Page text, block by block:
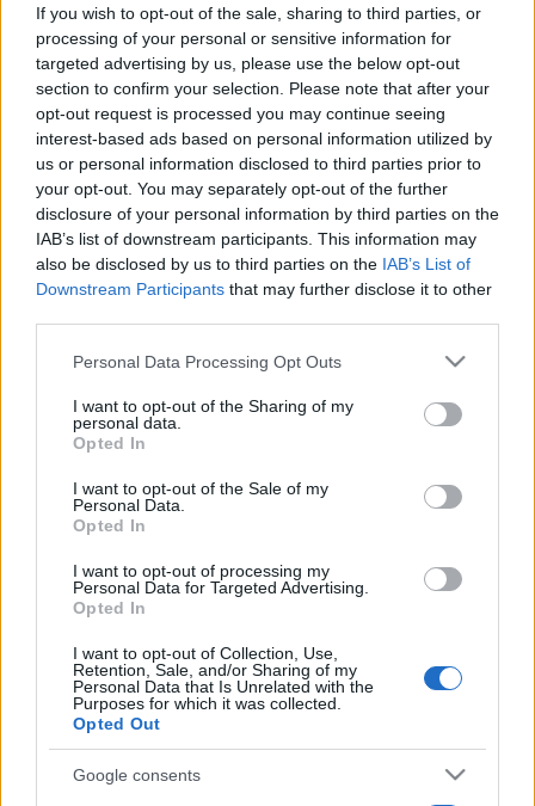
If you wish to opt-out of the sale, sharing to third parties, or
processing of your personal or sensitive information for
targeted advertising by us, please use the below opt-out
section to confirm your selection. Please note that after your
opt-out request is processed you may continue seeing
interest-based ads based on personal information utilized by
us or personal information disclosed to third parties prior to
your opt-out. You may separately opt-out of the further
disclosure of your personal information by third parties on the
IAB’s list of downstream participants. This information may
also be disclosed by us to third parties on the IAB’s List of
Downstream Participants that may further disclose it to other
Please note that this website/app uses one or more Google
not limited to your visit or usage behaviour. You may click to
grant or deny consent to Google and its third-party tags to
use your data for below specified purposes in below Google
consent section.
Personal Data Processing Opt Outs
I want to opt-out of the Sharing of my
personal data.
Opted In
I want to opt-out of the Sale of my
Personal Data.
Opted In
I want to opt-out of processing my
Personal Data for Targeted Advertising.
Opted In
I want to opt-out of Collection, Use,
Retention, Sale, and/or Sharing of my
Personal Data that Is Unrelated with the
Purposes for which it was collected.
Opted Out
Google consents
projekt az életkori sajátosságok figyelembevételével
médiatudatosságra törekszik, erősíti a kritikai szemléletet,
az önismeretet, a társadalmi felelősségvállalást és szem
előtt tartja a legkülönfélébb társadalmi igényeket. Lényeges
szempont, hogy a projekt adaptálható legyen, valamint
korlátozott anyagi erőforrások között is megvalósulhasson.
A pályázat második fordulójába 7 pályázat jutott tovább,
amelyek november 19-én egy online mini konferencián
mutatkoztak be a zsűri előtt. Az idei pályázatok között
számos olyan volt, amelyet közoktatásban dolgozó
pedagógus nyújtott be. A díjazottak közöl ketten is iskolai
vagy iskolához köthető környezetben valósították meg
A 2021. évi ARTtransfer díj nyertesei
A fődíjat Geisbüchl Tünde Formát öltő
tagozatos kerettantervbe illeszti a kortárs képzőművészeti
ismeretek átadását, és műalkotásokon keresztül – egy
rendkívül komplex alkotófolyamat során – bont ki aktuális
társadalmi kérdéseket.